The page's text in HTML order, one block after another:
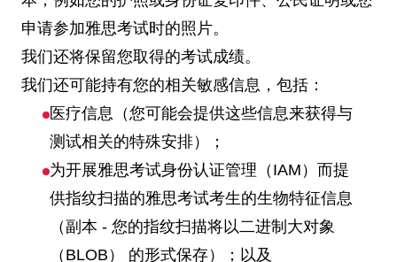
申请参加雅思考试时的照片。
我们还将保留您取得的考试成绩。
我们还可能持有您的相关敏感信息，包括：
医疗信息（您可能会提供这些信息来获得与
测试相关的特殊安排）；
为开展雅思考试身份认证管理（IAM）而提
供指纹扫描的雅思考试考生的生物特征信息
（副本 - 您的指纹扫描将以二进制大对象
（BLOB） 的形式保存）；以及